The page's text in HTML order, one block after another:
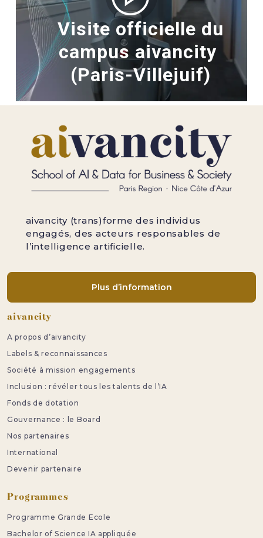
Visite officielle du
campus aivancity
(Paris-Villejuif)
aivancity (trans)forme des individus
engagés, des acteurs responsables de
l’intelligence artificielle.
Plus d’information
Pied de page
aivancity
A propos d’aivancity
Labels & reconnaissances
Société à mission engagements
Inclusion : révéler tous les talents de l’IA
Fonds de dotation
Gouvernance : le Board
Nos partenaires
International
Devenir partenaire
Programmes
Programme Grande Ecole
Bachelor of Science IA appliquée